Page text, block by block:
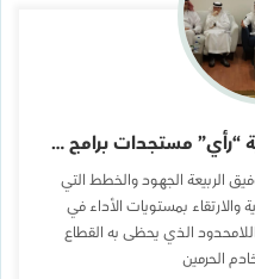
وزير الصحة يستعرض في ديوانية “رأي” مستجدات برامج ومبادرات التحول
الربيعة الجهود والخطط التي
والارتقاء بمستويات الأداء في
الذي يحظى به القطاع
الحرمين